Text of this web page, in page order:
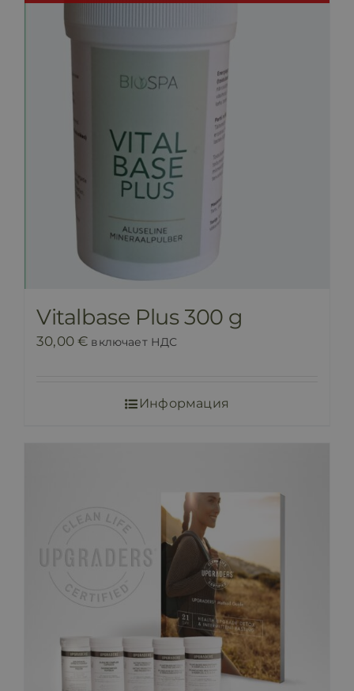
Vitalbase Plus 300 g
30,00€ включает НДС
Информация